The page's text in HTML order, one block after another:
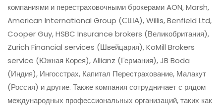
компаниями и перестраховочными брокерами AON, Marsh,
American International Group (США), Willis, Benfield Ltd,
Cooper Guy, HSBC Insurance brokers (Великобритания),
Zurich Financial services (Швейцария), KoMill Brokers
service (Южная Корея), Allianz (Германия), JB Boda
(Индия), Ингосстрах, Капитал Перестрахование, Малакут
(Россия) и другие. Также компания сотрудничает с рядом
международных профессиональных организаций, таких как